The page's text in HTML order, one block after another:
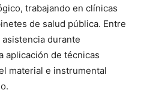
trabajando en clínicas
de salud pública. Entre
durante
aplicación de técnicas
material e instrumental